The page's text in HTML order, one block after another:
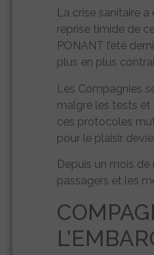
La crise sanitaire
reprise timide de
PONANT l’été
plus en plus
Les Compagnies
malgré les tests et
ces protocoles
pour le plaisir
Depuis un mois
passagers et les